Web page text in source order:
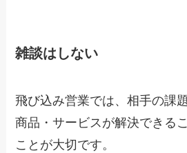
雑談はしない
飛び込み営業では、相手の課
商品・サービスが解決できる
ことが大切です。